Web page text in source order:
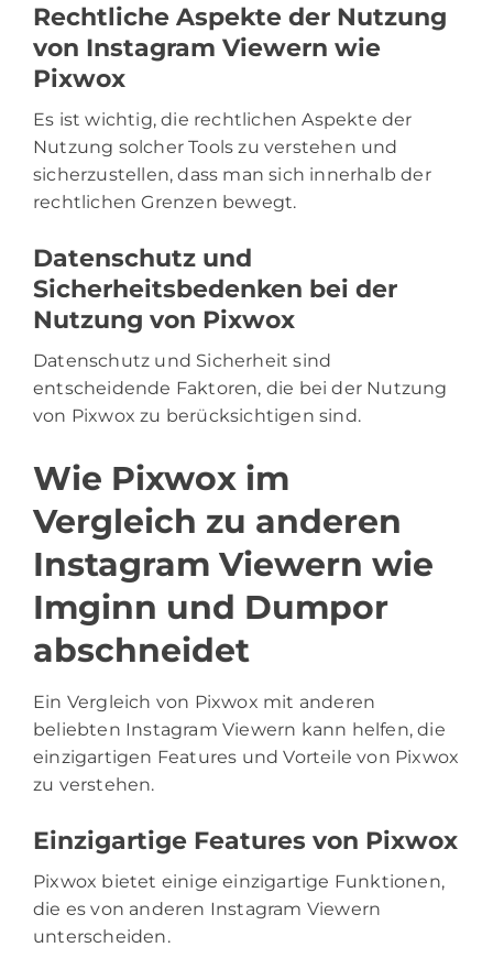
Rechtliche Aspekte der Nutzung
von Instagram Viewern wie
Pixwox
Es ist wichtig, die rechtlichen Aspekte der
Nutzung solcher Tools zu verstehen und
sicherzustellen, dass man sich innerhalb der
rechtlichen Grenzen bewegt.
Datenschutz und
Sicherheitsbedenken bei der
Nutzung von Pixwox
Datenschutz und Sicherheit sind
entscheidende Faktoren, die bei der Nutzung
von Pixwox zu berücksichtigen sind.
Wie Pixwox im
Vergleich zu anderen
Instagram Viewern wie
Imginn und Dumpor
abschneidet
Ein Vergleich von Pixwox mit anderen
beliebten Instagram Viewern kann helfen, die
einzigartigen Features und Vorteile von Pixwox
zu verstehen.
Einzigartige Features von Pixwox
Pixwox bietet einige einzigartige Funktionen,
die es von anderen Instagram Viewern
unterscheiden.